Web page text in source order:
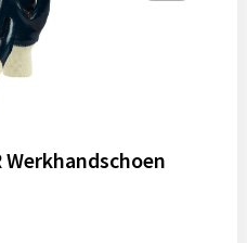
Werkhandschoen